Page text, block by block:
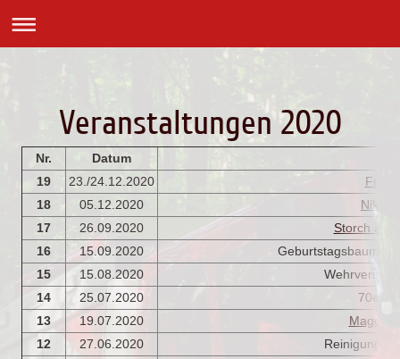
Veranstaltungen 2020
Nr. Datum
19
23./24.12.2020
18
05.12.2020
17
26.09.2020
Storch
16
15.09.2020
Geburtstagsbaum
15
15.08.2020
14
25.07.2020
70er
13
19.07.2020
12
27.06.2020